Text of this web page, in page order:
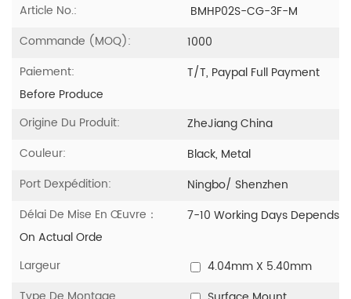
Article No.:
BMHP02S-CG-3F-M
Commande (MOQ):
1000
Paiement:
T/T, Paypal Full Payment
Before Produce
Origine Du Produit:
ZheJiang China
Couleur:
Black, Metal
Port Dexpédition:
Ningbo/ Shenzhen
Délai De Mise En Œuvre：
7-10 Working Days Depends
On Actual Orde
Largeur
4.04mm X 5.40mm